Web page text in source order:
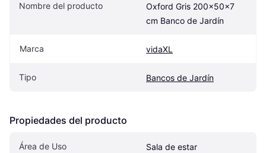
Nombre del producto
Oxford Gris 200x50x7
cm Banco de Jardín
Marca vidaXL
Tipo Bancos de Jardín
Propiedades del producto
Área de Uso Sala de estar